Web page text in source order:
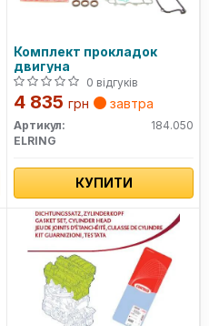
Комплект прокладок
двигуна
0 відгуків
4 835 грн завтра
Артикул:
184.050
ELRING
КУПИТИ